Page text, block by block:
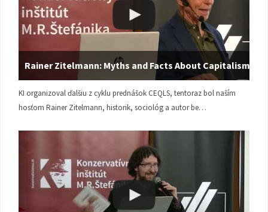
Rainer Zitelmann: Myths and Facts About Capitalism
KI organizoval ďalšiu z cyklu prednášok CEQLS, tentoraz bol naším
hosťom Rainer Zitelmann, historik, sociológ a autor be…